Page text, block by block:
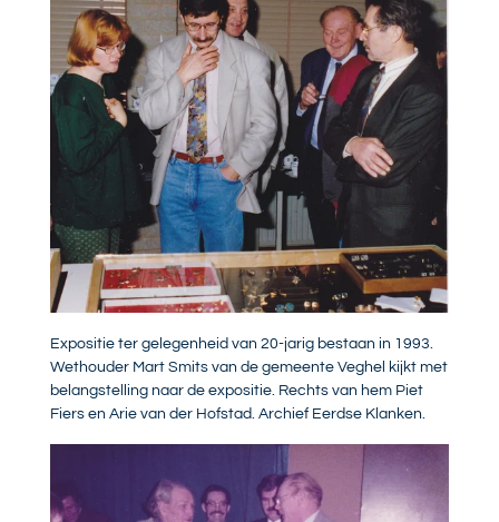
Expositie ter gelegenheid van 20-jarig bestaan in 1993.
Wethouder Mart Smits van de gemeente Veghel kijkt met
belangstelling naar de expositie. Rechts van hem Piet
Fiers en Arie van der Hofstad. Archief Eerdse Klanken.